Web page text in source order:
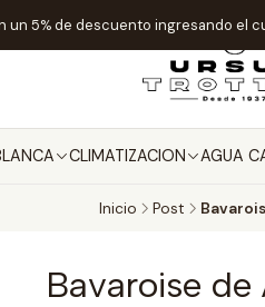
CLIMATIZACION AGUA
un 5% de descuento ingresando el
Inicio Post
Bavaroise de